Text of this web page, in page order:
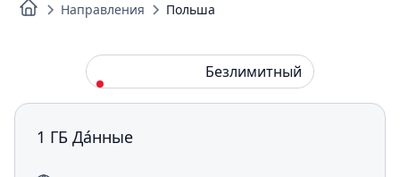
Направления Польша
Безлимитный
1 ГБ Да́нные